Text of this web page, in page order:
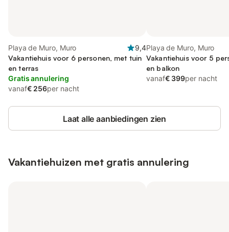
Playa de Muro, Muro
9,4
Vakantiehuis voor 6 personen, met tuin
en terras
Gratis annulering
vanaf€ 256per nacht
Playa de Muro, Muro
Vakantiehuis voor 5
en balkon
vanaf€ 399per nacht
Laat alle aanbiedingen zien
Vakantiehuizen met gratis annulering